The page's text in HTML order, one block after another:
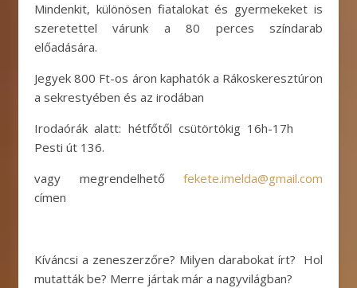
Mindenkit, különösen fiatalokat és gyermekeket is
szeretettel várunk a 80 perces színdarab
előadására.
Jegyek 800 Ft-os áron kaphatók a Rákoskeresztúron
a sekrestyében és az irodában
Irodaórák alatt: hétfőtől csütörtökig 16h-17h
Pesti út 136.
vagy megrendelhető fekete.imelda@gmail.com
címen
Kíváncsi a zeneszerzőre? Milyen darabokat írt? Hol
mutatták be? Merre jártak már a nagyvilágban?